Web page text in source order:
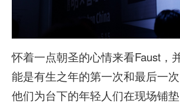
怀着一点朝圣的心情来看Faust，
能是有生之年的第一次和最后一
他们为台下的年轻人们在现场铺